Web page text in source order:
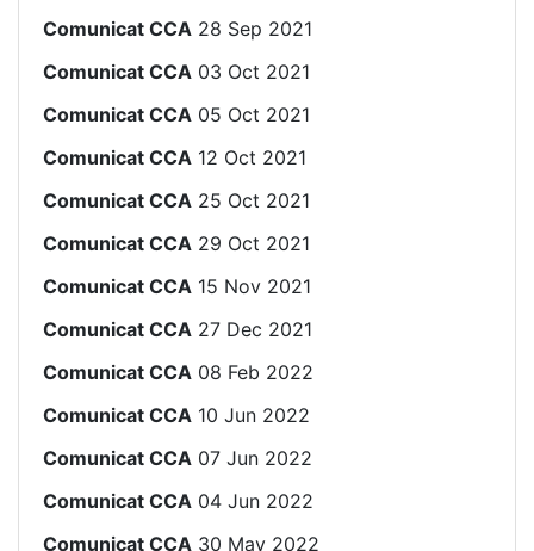
Comunicat CCA 28 Sep 2021
Comunicat CCA 03 Oct 2021
Comunicat CCA 05 Oct 2021
Comunicat CCA 12 Oct 2021
Comunicat CCA 25 Oct 2021
Comunicat CCA 29 Oct 2021
Comunicat CCA 15 Nov 2021
Comunicat CCA 27 Dec 2021
Comunicat CCA 08 Feb 2022
Comunicat CCA 10 Jun 2022
Comunicat CCA 07 Jun 2022
Comunicat CCA 04 Jun 2022
Comunicat CCA 30 May 2022